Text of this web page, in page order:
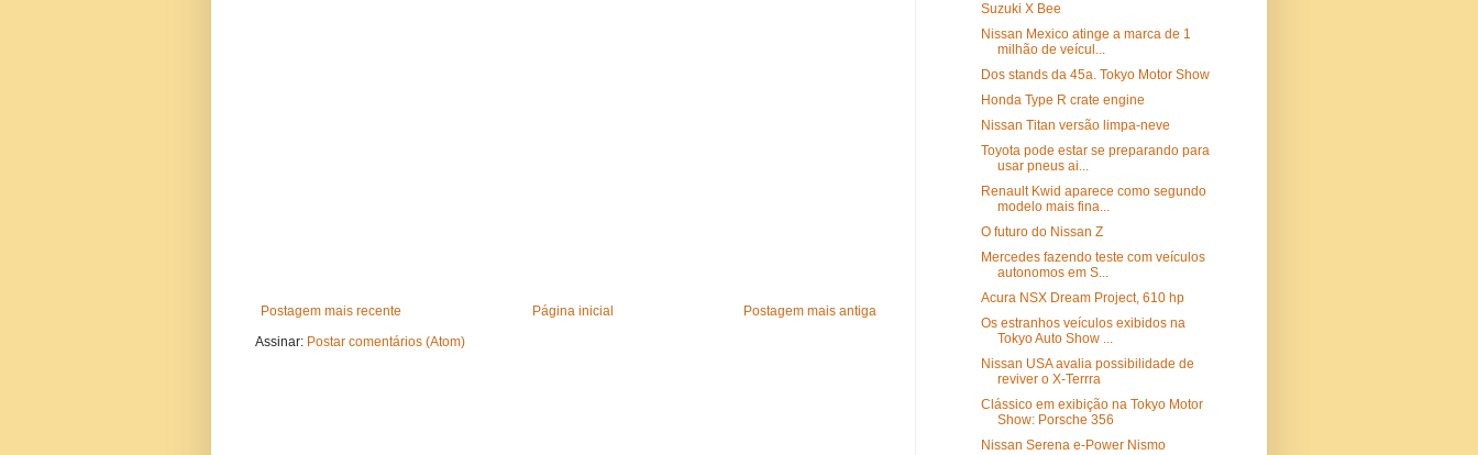
Postagem mais recente Postagem mais antiga
Página inicial
Assinar: Postar comentários (Atom)
Suzuki X Bee
Nissan Mexico atinge a marca de 1
milhão de veícul...
Dos stands da 45a. Tokyo Motor Show
Honda Type R crate engine
Nissan Titan versão limpa-neve
Toyota pode estar se preparando para
usar pneus ai...
Renault Kwid aparece como segundo
modelo mais fina...
O futuro do Nissan Z
Mercedes fazendo teste com veículos
autonomos em S...
Acura NSX Dream Project, 610 hp
Os estranhos veículos exibidos na
Tokyo Auto Show ...
Nissan USA avalia possibilidade de
reviver o X-Terrra
Clássico em exibição na Tokyo Motor
Show: Porsche 356
Nissan Serena e-Power Nismo